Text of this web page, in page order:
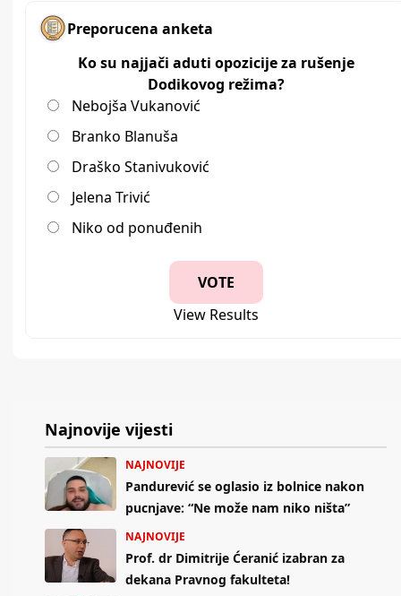
Preporucena anketa
Ko su najjači aduti opozicije za rušenje
Dodikovog režima?
Nebojša Vukanović
Branko Blanuša
Draško Stanivuković
Jelena Trivić
Niko od ponuđenih
View Results
Najnovije vijesti
NAJNOVIJE
Pandurević se oglasio iz bolnice nakon
pucnjave: “Ne može nam niko ništa”
NAJNOVIJE
Prof. dr Dimitrije Ćeranić izabran za
dekana Pravnog fakulteta!